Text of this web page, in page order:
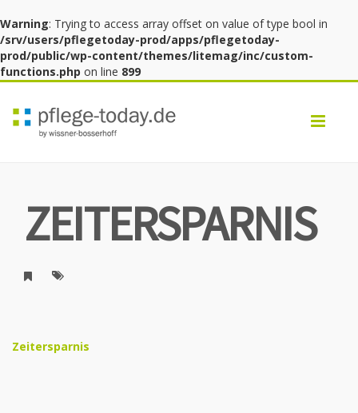
Warning: Trying to access array offset on value of type bool in
/srv/users/pflegetoday-prod/apps/pflegetoday-
prod/public/wp-content/themes/litemag/inc/custom-
functions.php on line 899
ZEITERSPARNIS
Zeitersparnis